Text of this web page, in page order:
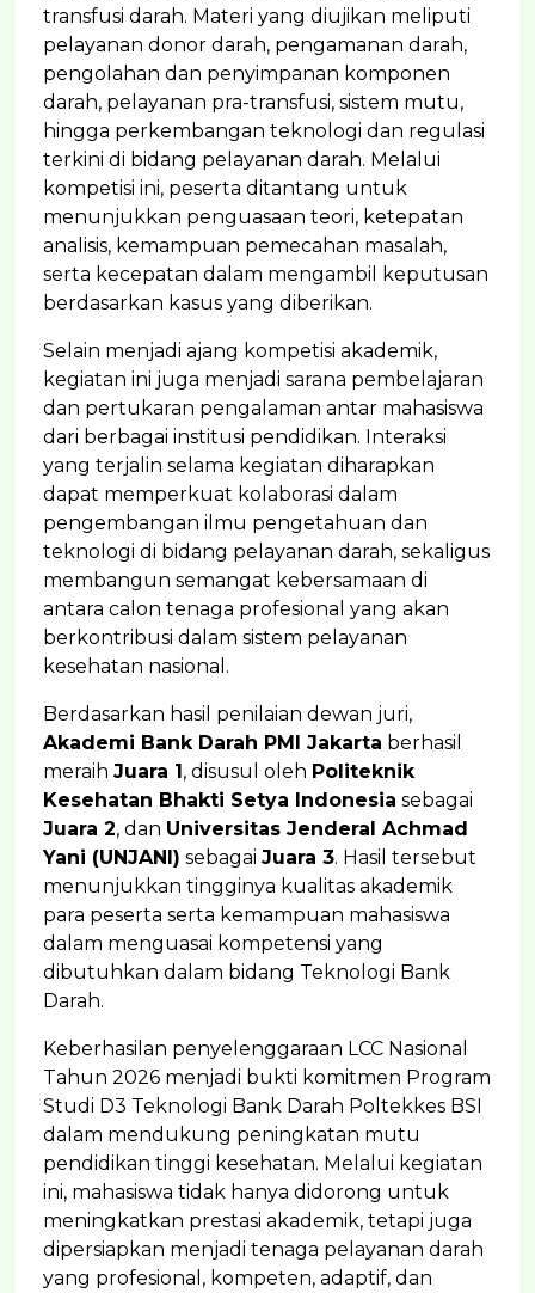
transfusi darah. Materi yang diujikan meliputi
pelayanan donor darah, pengamanan darah,
pengolahan dan penyimpanan komponen
darah, pelayanan pra-transfusi, sistem mutu,
hingga perkembangan teknologi dan regulasi
terkini di bidang pelayanan darah. Melalui
kompetisi ini, peserta ditantang untuk
menunjukkan penguasaan teori, ketepatan
analisis, kemampuan pemecahan masalah,
serta kecepatan dalam mengambil keputusan
berdasarkan kasus yang diberikan.
Selain menjadi ajang kompetisi akademik,
kegiatan ini juga menjadi sarana pembelajaran
dan pertukaran pengalaman antar mahasiswa
dari berbagai institusi pendidikan. Interaksi
yang terjalin selama kegiatan diharapkan
dapat memperkuat kolaborasi dalam
pengembangan ilmu pengetahuan dan
teknologi di bidang pelayanan darah, sekaligus
membangun semangat kebersamaan di
antara calon tenaga profesional yang akan
berkontribusi dalam sistem pelayanan
kesehatan nasional.
Berdasarkan hasil penilaian dewan juri,
Akademi Bank Darah PMI Jakarta berhasil
meraih Juara 1, disusul oleh Politeknik
Kesehatan Bhakti Setya Indonesia sebagai
Juara 2, dan Universitas Jenderal Achmad
Yani (UNJANI) sebagai Juara 3. Hasil tersebut
menunjukkan tingginya kualitas akademik
para peserta serta kemampuan mahasiswa
dalam menguasai kompetensi yang
dibutuhkan dalam bidang Teknologi Bank
Darah.
Keberhasilan penyelenggaraan LCC Nasional
Tahun 2026 menjadi bukti komitmen Program
Studi D3 Teknologi Bank Darah Poltekkes BSI
dalam mendukung peningkatan mutu
pendidikan tinggi kesehatan. Melalui kegiatan
ini, mahasiswa tidak hanya didorong untuk
meningkatkan prestasi akademik, tetapi juga
dipersiapkan menjadi tenaga pelayanan darah
yang profesional, kompeten, adaptif, dan